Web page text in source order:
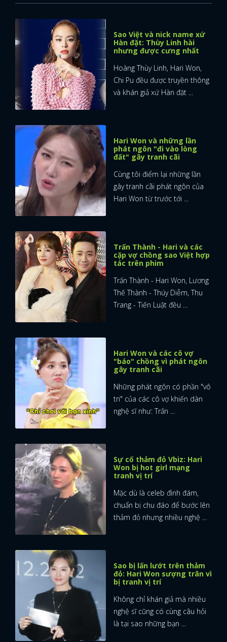
FACEBOOK
Sao Việt và nick name xứ
Hàn đặt: Thùy Linh hài
nhưng được cưng nhất
Hoàng Thùy Linh, Hari Won,
Chi Pu đều được truyền thông
và khán giả xứ Hàn đặt ...
Hari Won và những lần
phát ngôn "đi vào lòng
đất" gây tranh cãi
Cùng tôi điểm lại những lần
gây tranh cãi phát ngôn của
Hari Won từ trước tới ...
Trấn Thành - Hari và các
cặp vợ chồng sao Việt hợp
tác trên phim
Trấn Thành - Hari Won, Lương
Thế Thành - Thúy Diễm, Thu
Trang - Tiến Luật đều ...
Hari Won và các cô vợ
"báo" chồng vì phát ngôn
gây tranh cãi
Những phát ngôn có phần "vô
tri" của các cô vợ khiến dàn
nghệ sĩ như: Trấn ...
Sự cố thảm đỏ Vbiz: Hari
Won bị hot girl mạng
tranh vị trí
Mặc dù là celeb đình đám,
chuẩn bị chu đáo để bước lên
thảm đỏ nhưng nhiều nghệ ...
Sao bị lấn lướt trên thảm
đỏ: Hari Won sượng trân vì
bị tranh vị trí
Không chỉ khán giả mà nhiều
nghệ sĩ cũng có cùng câu hỏi
là tại sao những bạn ...